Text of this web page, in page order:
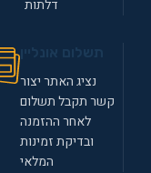
דלתות
נציג האתר יצור
קשר תקבל תשלום
לאחר ההזמנה
ובדיקת זמינות
המלאי